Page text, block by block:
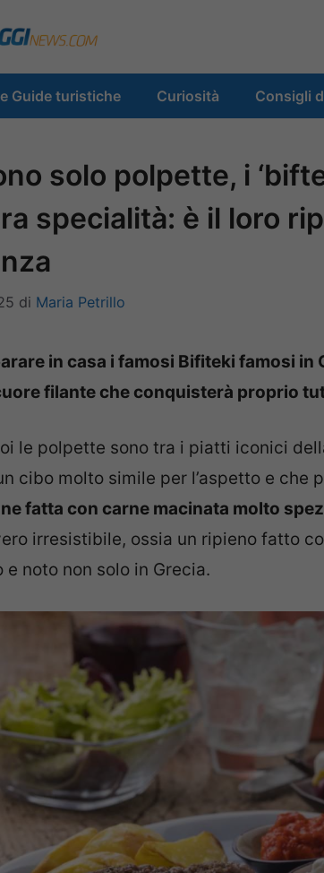
Guide turistiche Curiosità Consigli
solo polpette, i
specialità: è il loro
di Maria Petrillo
in casa i famosi Bifiteki famosi in
filante che conquisterà proprio
le polpette sono tra i piatti iconici
cibo molto simile per l’aspetto e che
fatta con carne macinata molto
irresistibile, ossia un ripieno fatto
e noto non solo in Grecia.